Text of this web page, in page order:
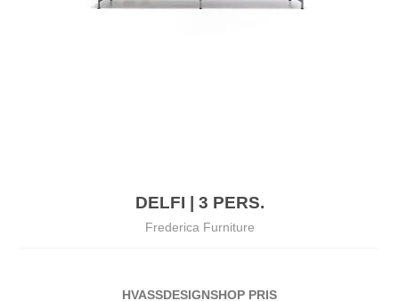
DELFI | 3 PERS.
Frederica Furniture
HVASSDESIGNSHOP PRIS